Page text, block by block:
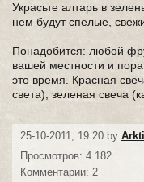
Украсьте алтарь в
нем будут спелые,
Понадобится: любой
вашей местности и
это время. Красная
света), зеленая свеча
25-10-2011, 19:20 by
Просмотров: 4 182
Комментарии: 2